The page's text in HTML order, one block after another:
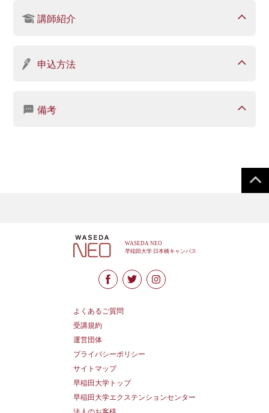
講師紹介
申込方法
備考
よくあるご質問
受講規約
運営団体
プライバシーポリシー
サイトマップ
早稲田大学トップ
早稲田大学エクステンションセンター